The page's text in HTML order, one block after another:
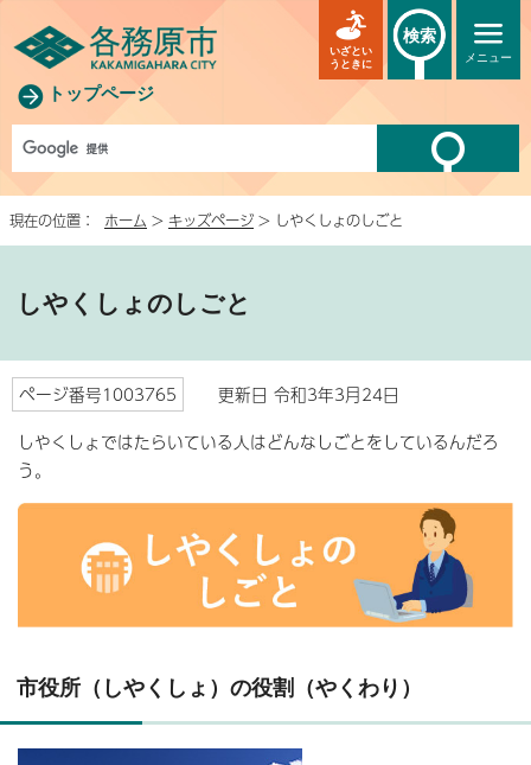
トップページ
メニュー
いざとい
うときに
検索
現在の位置： ホーム > キッズページ > しやくしょのしごと
しやくしょのしごと
ページ番号1003765
更新日 令和3年3月24日
しやくしょではたらいている人はどんなしごとをしているんだろ
う。
市役所（しやくしょ）の役割（やくわり）